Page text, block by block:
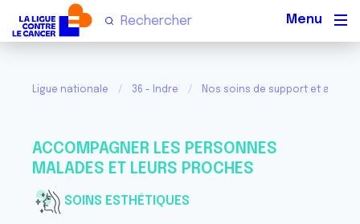
Ligue nationale 36 - Indre Nos soins de support et
ACCOMPAGNER LES PERSONNES
MALADES ET LEURS PROCHES
SOINS ESTHÉTIQUES